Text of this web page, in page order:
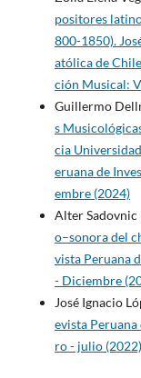
positores
800-1850).
atólica de
ción Musical:
Guillermo
s
cia
eruana de
embre (2024)
Alter Sadovnic
o–sonora del
vista Peruana
- Diciembre
José Ignacio
evista
ro - julio (2022)